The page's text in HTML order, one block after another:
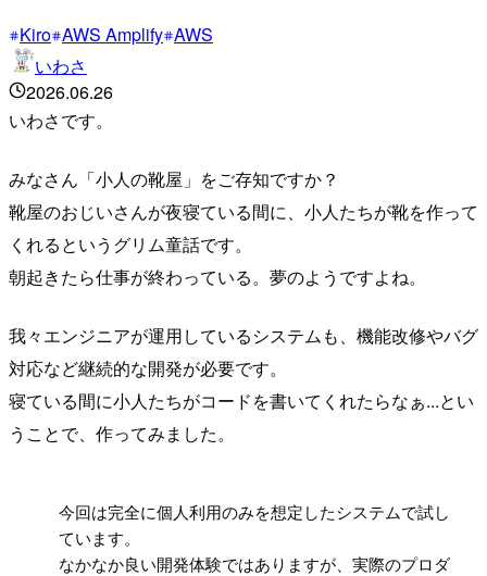
Kiro AWS Amplify AWS
いわさ
2026.06.26
いわさです。
みなさん「小人の靴屋」をご存知ですか？
靴屋のおじいさんが夜寝ている間に、小人たちが靴を作って
くれるというグリム童話です。
朝起きたら仕事が終わっている。夢のようですよね。
我々エンジニアが運用しているシステムも、機能改修やバグ
対応など継続的な開発が必要です。
寝ている間に小人たちがコードを書いてくれたらなぁ...とい
うことで、作ってみました。
今回は完全に個人利用のみを想定したシステムで試し
ています。
なかなか良い開発体験ではありますが、実際のプロダ